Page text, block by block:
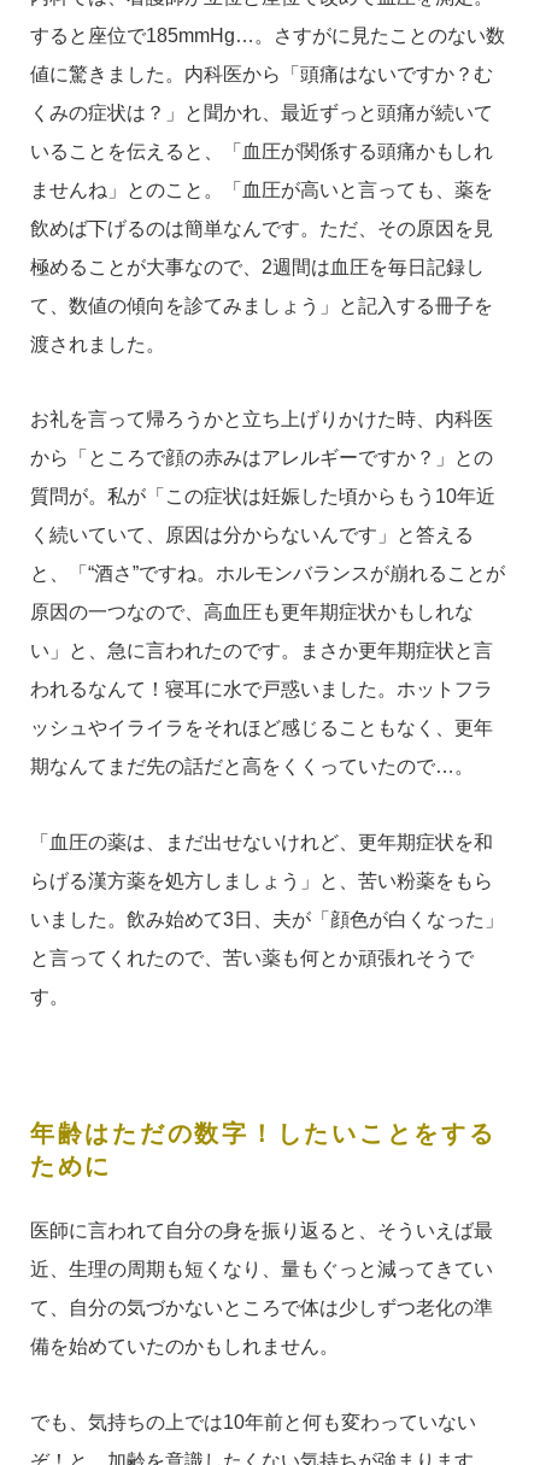
すると座位で185mmHg…。さすがに見たことのない数
値に驚きました。内科医から「頭痛はないですか？む
くみの症状は？」と聞かれ、最近ずっと頭痛が続いて
いることを伝えると、「血圧が関係する頭痛かもしれ
ませんね」とのこと。「血圧が高いと言っても、薬を
飲めば下げるのは簡単なんです。ただ、その原因を見
極めることが大事なので、2週間は血圧を毎日記録し
て、数値の傾向を診てみましょう」と記入する冊子を
渡されました。
お礼を言って帰ろうかと立ち上げりかけた時、内科医
から「ところで顔の赤みはアレルギーですか？」との
質問が。私が「この症状は妊娠した頃からもう10年近
く続いていて、原因は分からないんです」と答える
と、「“酒さ”ですね。ホルモンバランスが崩れることが
原因の一つなので、高血圧も更年期症状かもしれな
い」と、急に言われたのです。まさか更年期症状と言
われるなんて！寝耳に水で戸惑いました。ホットフラ
ッシュやイライラをそれほど感じることもなく、更年
期なんてまだ先の話だと高をくくっていたので…。
「血圧の薬は、まだ出せないけれど、更年期症状を和
らげる漢方薬を処方しましょう」と、苦い粉薬をもら
いました。飲み始めて3日、夫が「顔色が白くなった」
と言ってくれたので、苦い薬も何とか頑張れそうで
す。
年齢はただの数字！したいことをする
ために
医師に言われて自分の身を振り返ると、そういえば最
近、生理の周期も短くなり、量もぐっと減ってきてい
て、自分の気づかないところで体は少しずつ老化の準
備を始めていたのかもしれません。
でも、気持ちの上では10年前と何も変わっていない
ぞ！と、加齢を意識したくない気持ちが強まります。